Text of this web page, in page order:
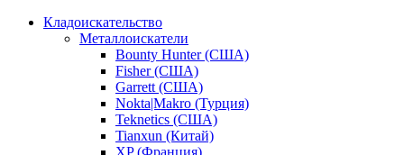
Кладоискательство
Металлоискатели
Bounty Hunter (США)
Fisher (США)
Garrett (США)
Nokta|Makro (Турция)
Teknetics (США)
Tianxun (Китай)
XP (Франция)